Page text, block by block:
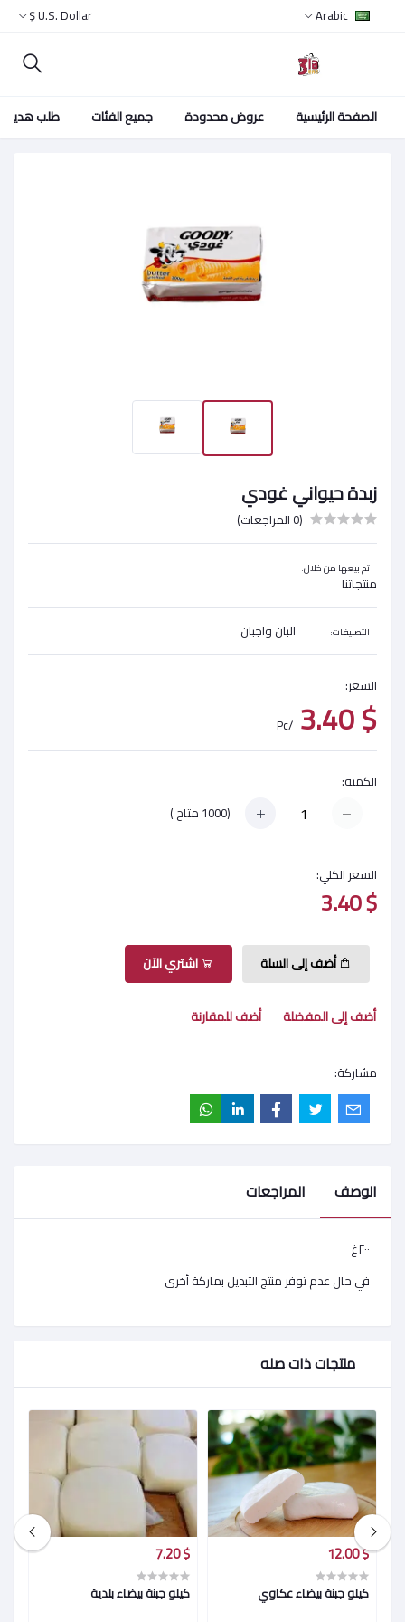
Arabic
U.S. Dollar $
الصفحة الرئيسية عروض محدودة جميع الفئات طلب هدية
زبدة حيواني غودي
(0 المراجعات)
تم بيعها من خلال:
منتجاتنا
التصنيفات: البان واجبان
السعر:
$ 3.40
/Pc
الكمية:
(
1000 متاح )
السعر الكلي:
$ 3.40
أضف إلى السلة اشتري الآن
أضف إلى المفضلة أضف للمقارنة
مشاركة:
الوصف المراجعات
٢٠٠غ
في حال عدم توفر منتج التبديل بماركة أخرى
منتجات ذات صله
$ 12.00
كيلو جبنة بيضاء عكاوي
$ 7.20
كيلو جبنة بيضاء بلدية